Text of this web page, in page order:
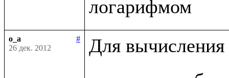
o_a
#
26 дек. 2012
Для